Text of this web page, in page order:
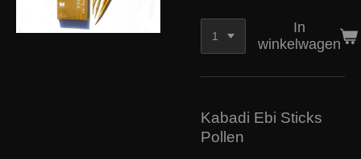
In
winkelwagen
Kabadi Ebi Sticks
Pollen